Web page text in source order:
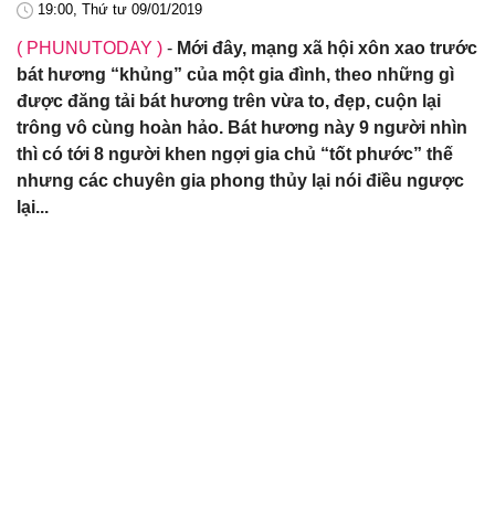
19:00, Thứ tư 09/01/2019
( PHUNUTODAY ) - Mới đây, mạng xã hội xôn xao trước
bát hương “khủng” của một gia đình, theo những gì
được đăng tải bát hương trên vừa to, đẹp, cuộn lại
trông vô cùng hoàn hảo. Bát hương này 9 người nhìn
thì có tới 8 người khen ngợi gia chủ “tốt phước” thế
nhưng các chuyên gia phong thủy lại nói điều ngược
lại...